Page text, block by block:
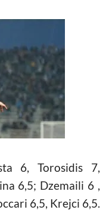
6, Torosidis 7,
6,5; Dzemaili 6 ,
6,5, Krejci 6,5.